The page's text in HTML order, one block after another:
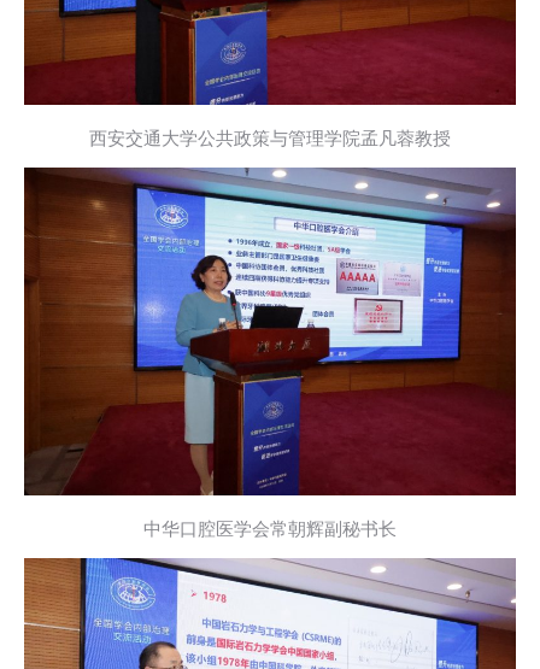
西安交通大学公共政策与管理学院孟凡蓉教授
中华口腔医学会常朝辉副秘书长